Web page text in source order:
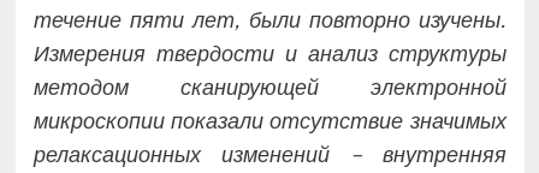
течение пяти лет, были повторно изучены.
Измерения твердости и анализ структуры
методом сканирующей электронной
микроскопии показали отсутствие значимых
релаксационных изменений – внутренняя